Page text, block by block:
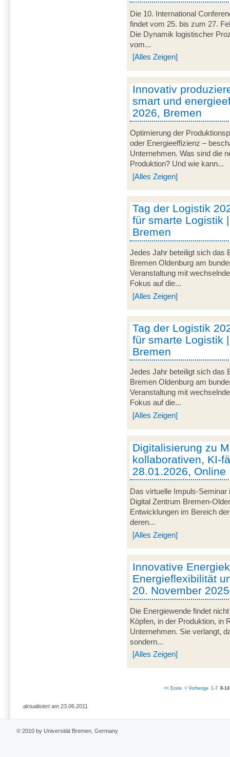
Die 10. International
findet vom 25. bis zum 27.
Die Dynamik logistischer
vom...
[Alles Zeigen]
Innovativ
smart und
2026, Bremen
Optimierung der
oder Energieeffizienz –
Unternehmen. Was sind die
Produktion? Und wie kann...
[Alles Zeigen]
Tag der Logistik
für smarte Logistik
Bremen
Jedes Jahr beteiligt sich das
Bremen Oldenburg am
Veranstaltung mit
Fokus auf die...
[Alles Zeigen]
Tag der Logistik
für smarte Logistik
Bremen
Jedes Jahr beteiligt sich das
Bremen Oldenburg am
Veranstaltung mit
Fokus auf die...
[Alles Zeigen]
Digitalisierung zu
kollaborativen, KI-
28.01.2026, Online
Das virtuelle Impuls-
Digital Zentrum Bremen-
Entwicklungen im Bereich
deren...
[Alles Zeigen]
Innovative
Energieflexibilität
20. November
Die Energiewende findet
Köpfen, in der Produktion, in
Unternehmen. Sie verlangt,
sondern...
[Alles Zeigen]
<< Erste < Vorherige 1-7 8-14
aktualisiert am 23.06.2011
© 2010 by Universität Bremen, Germany